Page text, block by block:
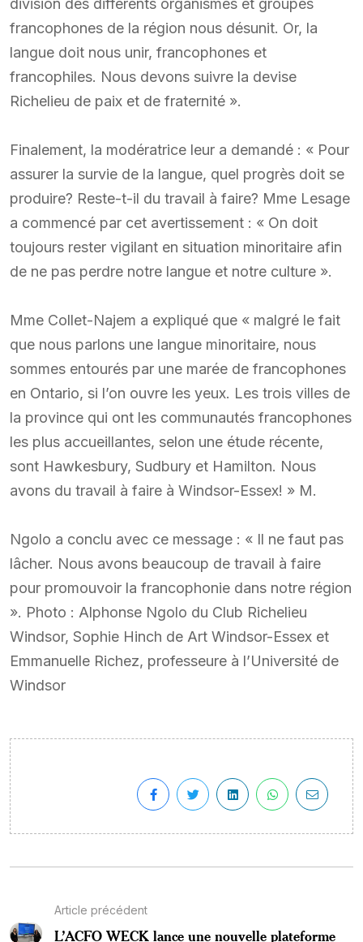
francophones de la région nous désunit. Or, la
langue doit nous unir, francophones et
francophiles. Nous devons suivre la devise
Richelieu de paix et de fraternité ».
Finalement, la modératrice leur a demandé : « Pour
assurer la survie de la langue, quel progrès doit se
produire? Reste-t-il du travail à faire? Mme Lesage
a commencé par cet avertissement : « On doit
toujours rester vigilant en situation minoritaire afin
de ne pas perdre notre langue et notre culture ».
Mme Collet-Najem a expliqué que « malgré le fait
que nous parlons une langue minoritaire, nous
sommes entourés par une marée de francophones
en Ontario, si l’on ouvre les yeux. Les trois villes de
la province qui ont les communautés francophones
les plus accueillantes, selon une étude récente,
sont Hawkesbury, Sudbury et Hamilton. Nous
avons du travail à faire à Windsor-Essex! » M.
Ngolo a conclu avec ce message : « Il ne faut pas
lâcher. Nous avons beaucoup de travail à faire
pour promouvoir la francophonie dans notre région
». Photo : Alphonse Ngolo du Club Richelieu
Windsor, Sophie Hinch de Art Windsor-Essex et
Emmanuelle Richez, professeure à l’Université de
Windsor
Article précédent
L’ACFO WECK lance une nouvelle plateforme